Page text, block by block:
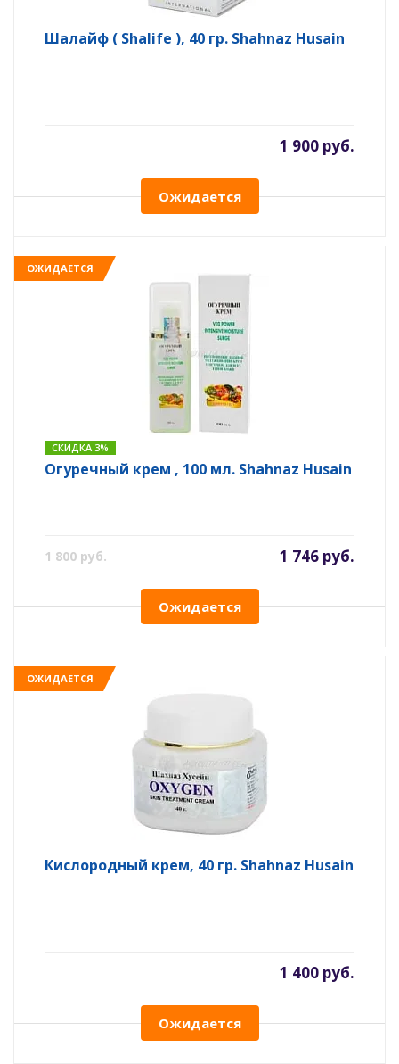
Шалайф ( Shalife ), 40 гр. Shahnaz Husain
1 900 руб.
Ожидается
ОЖИДАЕТСЯ
СКИДКА 3%
Огуречный крем , 100 мл. Shahnaz Husain
1 800 руб. 1 746 руб.
Ожидается
ОЖИДАЕТСЯ
Кислородный крем, 40 гр. Shahnaz Husain
1 400 руб.
Ожидается